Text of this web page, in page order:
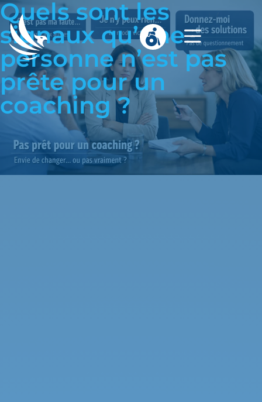
Quels sont les
signaux qu’une
personne n’est pas
prête pour un
coaching ?